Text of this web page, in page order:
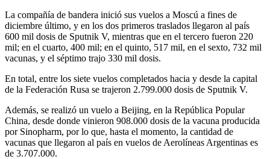
La compañía de bandera inició sus vuelos a Moscú a fines de
diciembre último, y en los dos primeros traslados llegaron al país
600 mil dosis de Sputnik V, mientras que en el tercero fueron 220
mil; en el cuarto, 400 mil; en el quinto, 517 mil, en el sexto, 732 mil
vacunas, y el séptimo trajo 330 mil dosis.
En total, entre los siete vuelos completados hacia y desde la capital
de la Federación Rusa se trajeron 2.799.000 dosis de Sputnik V.
Además, se realizó un vuelo a Beijing, en la República Popular
China, desde donde vinieron 908.000 dosis de la vacuna producida
por Sinopharm, por lo que, hasta el momento, la cantidad de
vacunas que llegaron al país en vuelos de Aerolíneas Argentinas es
de 3.707.000.